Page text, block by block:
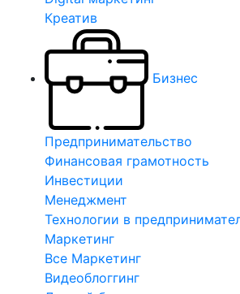
Креатив
Бизнес
Предпринимательство
Финансовая грамотность
Инвестиции
Менеджмент
Технологии в
Маркетинг
Все Маркетинг
Видеоблоггинг